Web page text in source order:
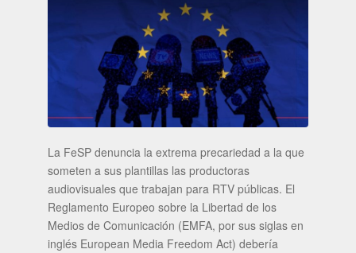
La FeSP denuncia la extrema precariedad a la que
someten a sus plantillas las productoras
audiovisuales que trabajan para RTV públicas. El
Reglamento Europeo sobre la Libertad de los
Medios de Comunicación (EMFA, por sus siglas en
inglés European Media Freedom Act) debería